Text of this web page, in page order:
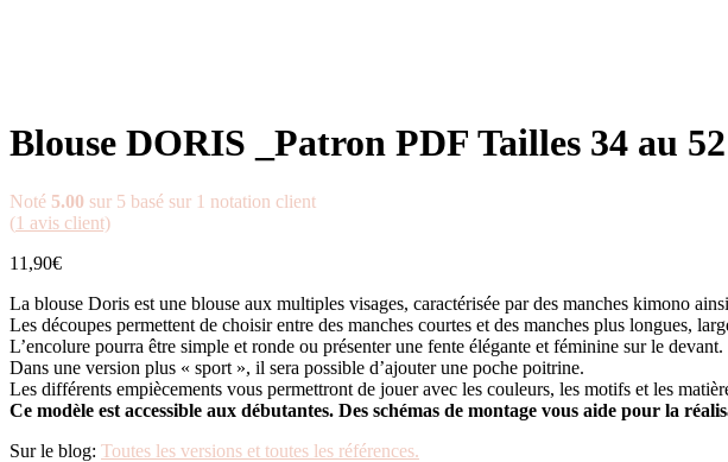
Blouse DORIS _Patron PDF Tailles 34 au 52
Noté 5.00 sur 5 basé sur 1 notation client
(1 avis client)
11,90€
La blouse Doris est une blouse aux multiples visages, caractérisée par des manches kimono
Les découpes permettent de choisir entre des manches courtes et des manches plus longues,
L’encolure pourra être simple et ronde ou présenter une fente élégante et féminine sur le devant.
Dans une version plus « sport », il sera possible d’ajouter une poche poitrine.
Les différents empiècements vous permettront de jouer avec les couleurs, les motifs et les
Ce modèle est accessible aux débutantes. Des schémas de montage vous aide pour la
Sur le blog: Toutes les versions et toutes les références.